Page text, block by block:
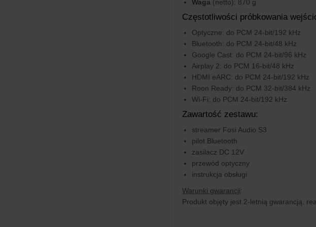
Waga (netto): 870 g
Częstotliwości próbkowania
Optyczne: do PCM 24-bit/192 kHz
Bluetooth: do PCM 24-bit/48 kHz
Google Cast: do PCM 24-bit/96 kHz
Airplay 2: do PCM 16-bit/48 kHz
HDMI eARC: do PCM 24-bit/192 kHz
Roon Ready: do PCM 32-bit/384 kHz
Wi-Fi: do PCM 24-bit/192 kHz
Zawartość zestawu:
streamer Fosi Audio S3
pilot Bluetooth
zasilacz DC 12V
przewód optyczny
instrukcja obsługi
Warunki gwarancji:
Produkt objęty jest 2-letnią gwarancją,